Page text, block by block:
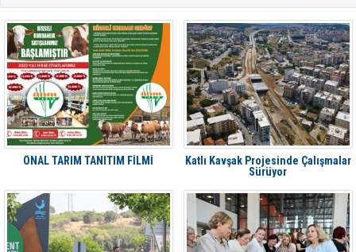
ÖNAL TARIM TANITIM FİLMİ
Katlı Kavşak Projesinde Çalışmalar
Sürüyor